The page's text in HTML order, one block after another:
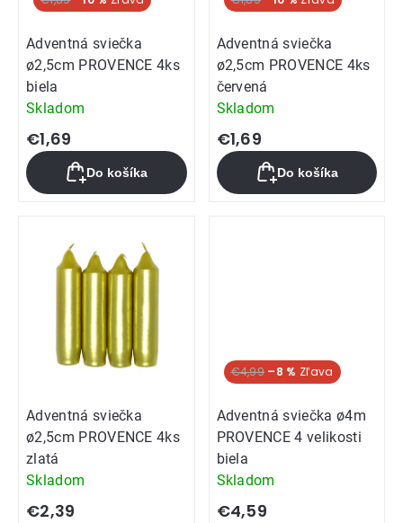
Adventná sviečka
ø2,5cm PROVENCE 4ks
biela
Skladom
€1,69
Do košíka
Adventná sviečka
ø2,5cm PROVENCE 4ks
červená
Skladom
€1,69
Do košíka
Adventná sviečka
ø2,5cm PROVENCE 4ks
zlatá
Skladom
€2,39
€4,99 –8 %
Adventná sviečka ø4m
PROVENCE 4 velikosti
biela
Skladom
€4,59